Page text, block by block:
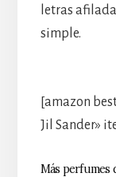
letras
simple.
[amazon
Jil Sander»
Más perfumes